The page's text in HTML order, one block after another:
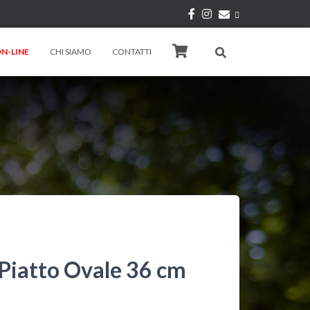
LINE CHI SIAMO CONTATTI
Ovale 36 cm